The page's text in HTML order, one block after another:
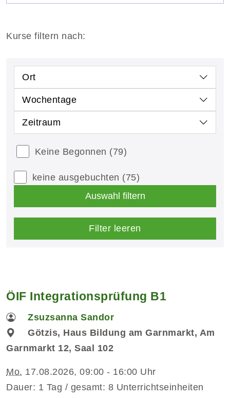
Kurse filtern nach:
Ort
Wochentage
Zeitraum
Keine Begonnen (79)
keine ausgebuchten (75)
Auswahl filtern
Filter leeren
ÖIF Integrationsprüfung B1
Zsuzsanna Sandor
Götzis, Haus Bildung am Garnmarkt, Am
Garnmarkt 12, Saal 102
Mo. 17.08.2026, 09:00 - 16:00 Uhr
Dauer: 1 Tag / gesamt: 8 Unterrichtseinheiten